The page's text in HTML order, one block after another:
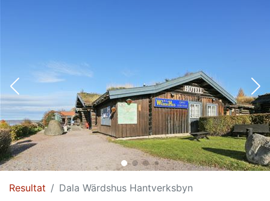
Resultat Dala Wärdshus Hantverksbyn